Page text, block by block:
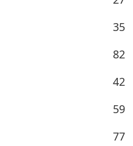
35
82
42
59
77